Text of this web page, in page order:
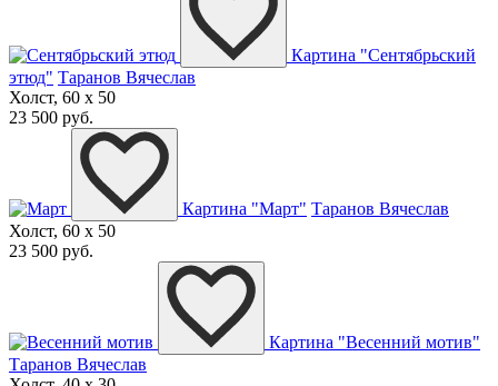
Картина "Сентябрьский
этюд" Таранов Вячеслав
Холст, 60 x 50
23 500 руб.
Картина "Март" Таранов Вячеслав
Холст, 60 x 50
23 500 руб.
Картина "Весенний мотив"
Таранов Вячеслав